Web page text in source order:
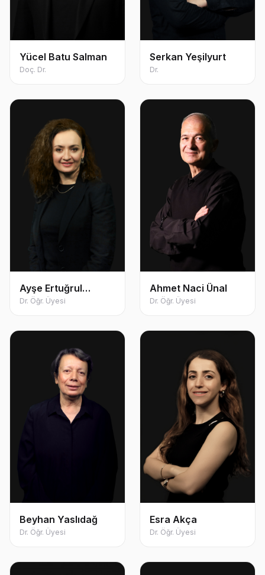
Yücel Batu Salman
Doç. Dr.
Serkan Yeşilyurt
Dr.
Ayşe Ertuğrul
Baykan
Dr. Öğr. Üyesi
Ahmet Naci Ünal
Dr. Öğr. Üyesi
Beyhan Yaslıdağ
Dr. Öğr. Üyesi
Esra Akça
Dr. Öğr. Üyesi